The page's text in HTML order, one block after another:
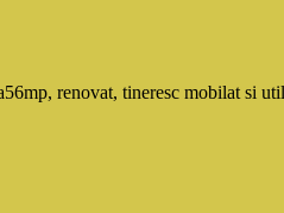
renovat, tineresc mobilat si